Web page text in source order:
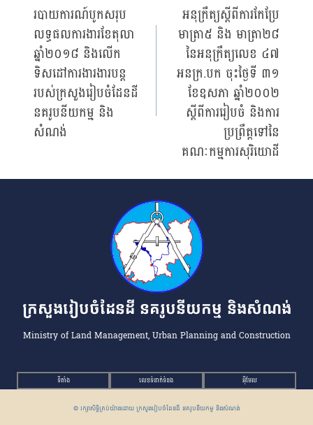
navigation
របាយការណ៍បូកសរុប
លទ្ធផលការងារខែតុលា
ឆ្នាំ២០១៨ និងលើក
ទិសដៅការងារងារបន្ត
របស់ក្រសួងរៀបចំដែនដី
នគរូបនីយកម្ម និង
សំណង់
អនុក្រឹត្យស្ដីពីការកែប្រែ
មាត្រា៥ និង មាត្រា២៨
នៃអនុក្រឹត្យលេខ ៤៧
អនក្រ.បក ចុះថ្ងៃទី ៣១
ខែឧសភា ឆ្នាំ២០០២
ស្ដីពីការរៀបចំ និងការ
ប្រព្រឹត្តទៅនៃ
គណៈកម្មការសុរិយោដី
ក្រសួងរៀបចំដែនដី នគរូបនីយកម្ម និងសំណង់
Ministry of Land Management, Urban Planning and Construction
ទីតាំង លេខទំនាក់ទំនង អ៉ីមែល
© រក្សាសិទ្ធិគ្រប់យ៉ាងដោយ ក្រសួងរៀបចំដែនដី នគរូបនីយកម្ម និងសំណង់